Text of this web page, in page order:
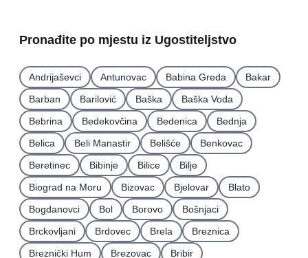
Pronađite po mjestu iz Ugostiteljstvo
Andrijaševci Antunovac Babina Greda
Bakar
Barban
Barilović Baška
Baška Voda
Bebrina
Bedekovčina Bedenica
Bednja
Belica
Beli Manastir Belišće
Benkovac
Beretinec
Bibinje Bilice
Bilje
Biograd na Moru
Bizovac Bjelovar
Blato
Bogdanovci
Bol Borovo
Bošnjaci
Brckovljani
Brdovec Brela
Breznica
Breznički Hum
Brezovac
Bribir